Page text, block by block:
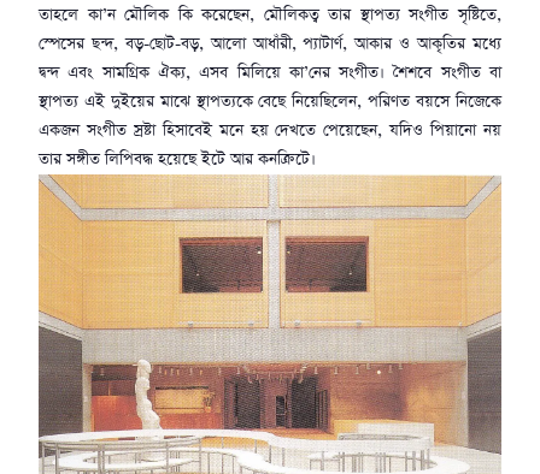
তাহলে কা’ন মৌলিক কি করেছেন, মৌলিকত্ব তার স্থাপত্য সংগীত সৃষ্টিতে,
স্পেসের ছন্দ, বড়-ছোট-বড়, আলো আধাঁরী, প্যাটার্ণ, আকার ও আকৃতির মধ্যে
দ্বন্দ এবং সামগ্রিক ঐক্য, এসব মিলিয়ে কা’নের সংগীত। শৈশবে সংগীত বা
স্থাপত্য এই দুইয়ের মাঝে স্থাপত্যকে বেছে নিয়েছিলেন, পরিণত বয়সে নিজেকে
একজন সংগীত স্রষ্টা হিসাবেই মনে হয় দেখতে পেয়েছেন, যদিও পিয়ানো নয়
তার সঙ্গীত লিপিবদ্ধ হয়েছে ইটে আর কনক্রিটে।